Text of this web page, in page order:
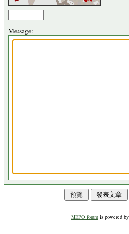
Message:
MEPO forum is powered by